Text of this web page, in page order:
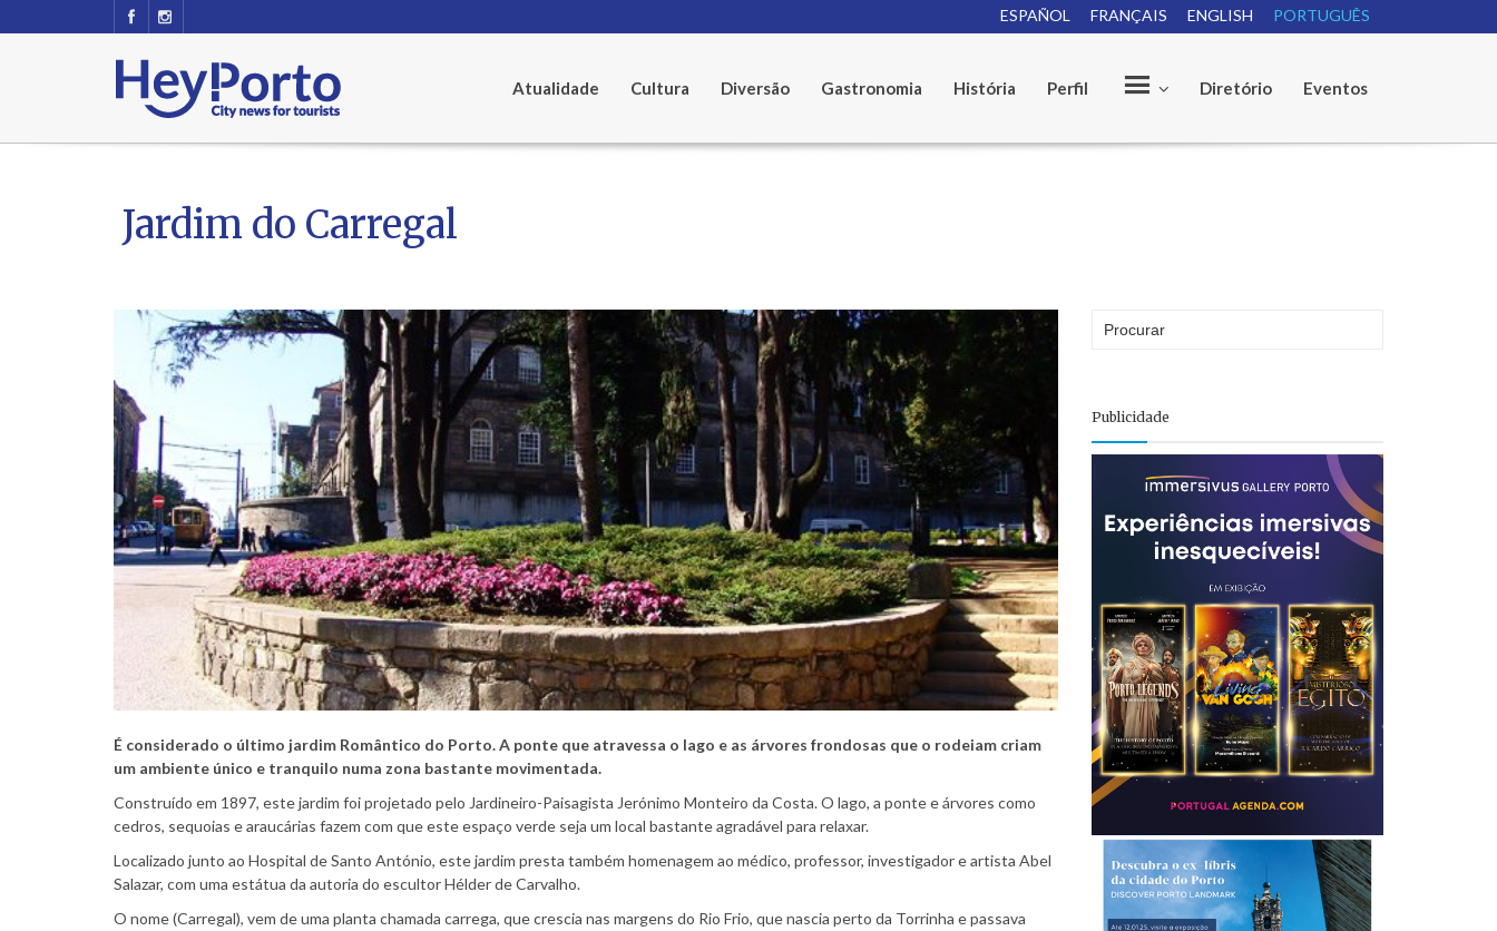
PORTUGUÊS
ENGLISH
FRANÇAIS
ESPAÑOL
Atualidade Cultura Diversão Gastronomia História Perfil e Diretório Eventos
Jardim do Carregal
É considerado o último jardim Romântico do Porto. A ponte que atravessa o lago e as árvores frondosas que o rodeiam criam
um ambiente único e tranquilo numa zona bastante movimentada.
Construído em 1897, este jardim foi projetado pelo Jardineiro-Paisagista Jerónimo Monteiro da Costa. O lago, a ponte e árvores como
cedros, sequoias e araucárias fazem com que este espaço verde seja um local bastante agradável para relaxar.
Localizado junto ao Hospital de Santo António, este jardim presta também homenagem ao médico, professor, investigador e artista Abel
Salazar, com uma estátua da autoria do escultor Hélder de Carvalho.
O nome (Carregal), vem de uma planta chamada carrega, que crescia nas margens do Rio Frio, que nascia perto da Torrinha e passava
Publicidade